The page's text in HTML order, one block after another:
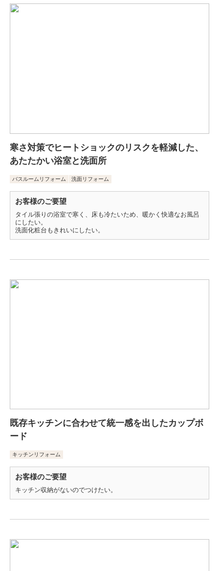
寒さ対策でヒートショックのリスクを軽減した、
あたたかい浴室と洗面所
バスルームリフォーム 洗面リフォーム
お客様のご要望
タイル張りの浴室で寒く、床も冷たいため、暖かく快適なお風呂
にしたい。
洗面化粧台もきれいにしたい。
既存キッチンに合わせて統一感を出したカップボ
ード
キッチンリフォーム
お客様のご要望
キッチン収納がないのでつけたい。